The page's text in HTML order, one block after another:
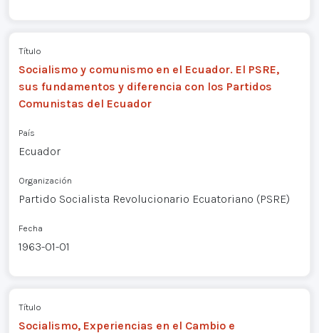
Título
Socialismo y comunismo en el Ecuador. El PSRE,
sus fundamentos y diferencia con los Partidos
Comunistas del Ecuador
País
Ecuador
Organización
Partido Socialista Revolucionario Ecuatoriano (PSRE)
Fecha
1963-01-01
Título
Socialismo, Experiencias en el Cambio e